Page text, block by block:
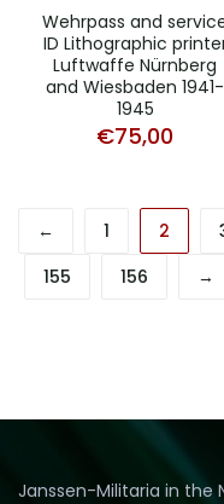
Wehrpass and
ID Lithographic
Luftwaffe Nürnberg
and Wiesbaden 1941-
1945
€75,00
← 1 2
155
156
→
Janssen-Militaria in the